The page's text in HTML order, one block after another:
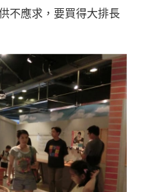
不應求，要買得大排長